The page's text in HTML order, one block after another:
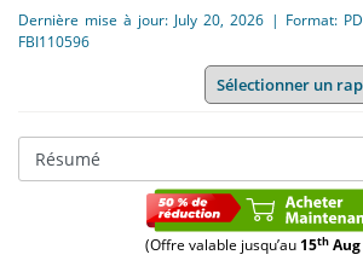
Dernière mise à jour: July 20, 2026 | Format:
FBI110596
(Offre valable jusqu’au 15th